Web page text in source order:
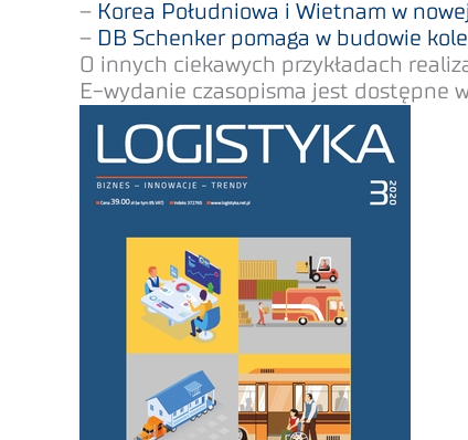
– Korea Południowa i Wietnam w
– DB Schenker pomaga w budowie
O innych ciekawych przykładach
E-wydanie czasopisma jest dostępne